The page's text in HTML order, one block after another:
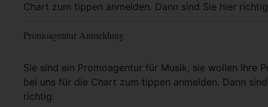
Chart zum tippen anmelden. Dann sind Sie hier
Promoagentur Anmeldung
Sie sind ein Promoagentur für Musik, sie wollen Ihre
bei uns für die Chart zum tippen anmelden. Dann
richtig.
Mehr Info